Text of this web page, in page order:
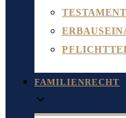
FAMILIENRECHT